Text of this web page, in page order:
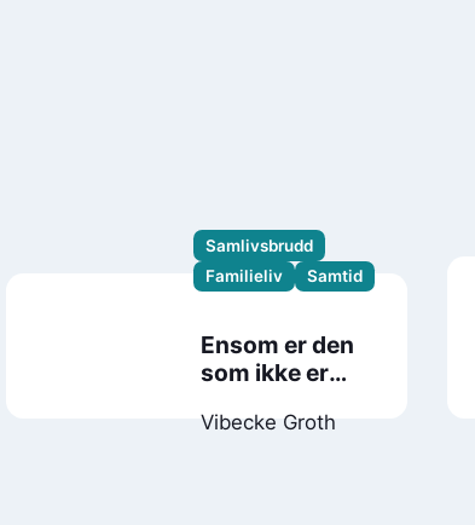
Samlivsbrudd
Familieliv
Samtid
Ensom er den
som ikke er
noen
Vibecke Groth